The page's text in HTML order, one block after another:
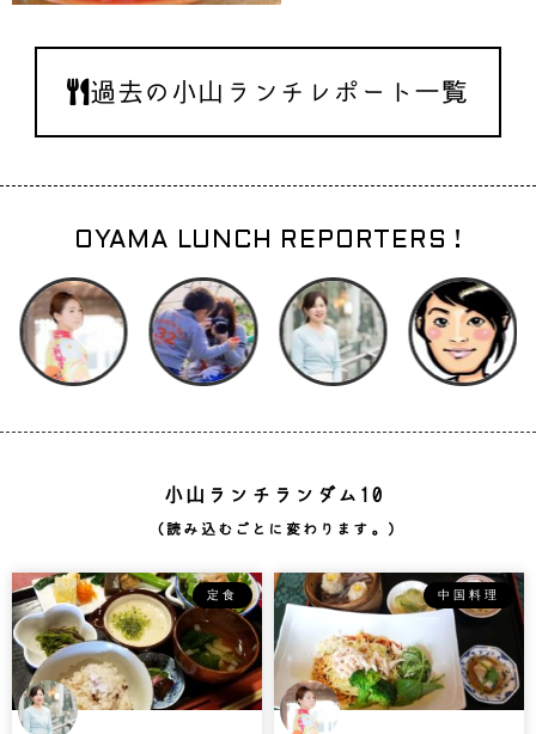
過去の小山ランチレポート一覧
OYAMA LUNCH REPORTERS !
小山ランチランダム10
（読み込むごとに変わります。）
定食 中国料理